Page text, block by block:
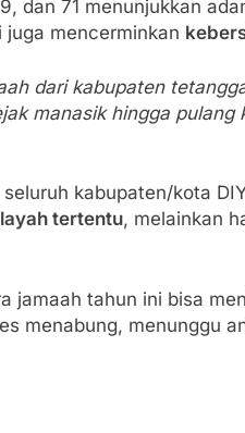
dan 71 menunjukkan
mencerminkan
dari kabupaten
manasik hingga pulang
kabupaten/kota
tertentu, melainkan
jamaah tahun ini bisa
menabung, menunggu